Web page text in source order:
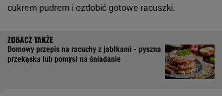
cukrem pudrem i ozdobić gotowe racuszki.
Domowy przepis na racuchy z jabłkami - pyszna
przekąska lub pomysł na śniadanie